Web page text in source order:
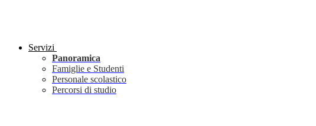
Servizi
Panoramica
Famiglie e Studenti
Personale scolastico
Percorsi di studio